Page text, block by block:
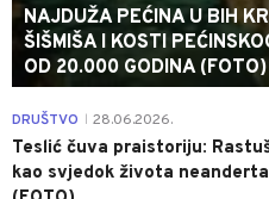
NAJDUŽA PEĆINA U BIH
ŠIŠMIŠA I KOSTI
OD 20.000 GODINA (FOTO)
DRUŠTVO 28.06.2026.
Teslić čuva praistoriju:
kao svjedok života